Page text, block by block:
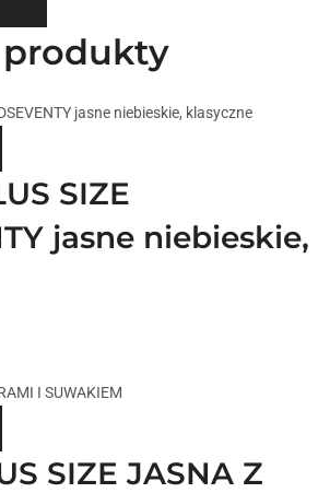
SIZE
jasne niebieskie,
SIZE JASNA Z